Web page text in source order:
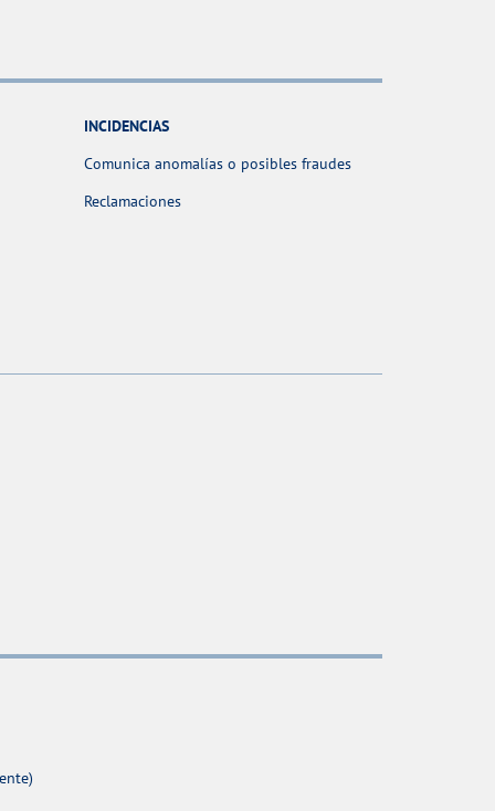
INCIDENCIAS
Comunica anomalías o posibles fraudes
Reclamaciones